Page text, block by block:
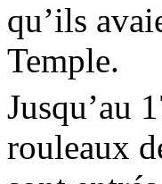
qu’ils
Temple.
Jusqu’au
rouleaux